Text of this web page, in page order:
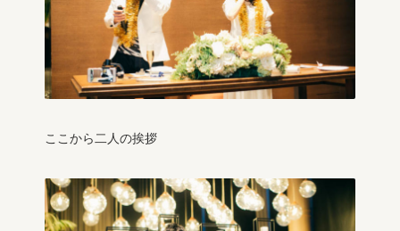
ここから二人の挨拶